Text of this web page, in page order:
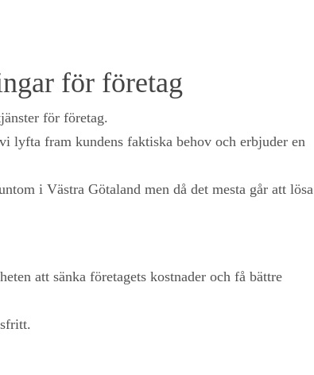
för företag
för företag.
lyfta fram kundens faktiska behov och erbjuder en
i Västra Götaland men då det mesta går att lösa
att sänka företagets kostnader och få bättre